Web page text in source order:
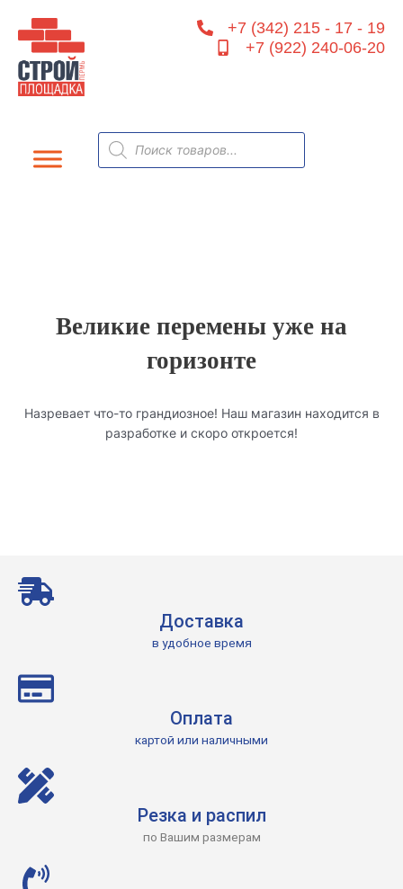
содержимому
+7 (342) 215 - 17 - 19
+7 (922) 240-06-20
Поиск
товаров
Великие перемены уже на
горизонте
Назревает что-то грандиозное! Наш магазин находится в
разработке и скоро откроется!
Доставка
в удобное время
Оплата
картой или наличными
Резка и распил
по Вашим размерам